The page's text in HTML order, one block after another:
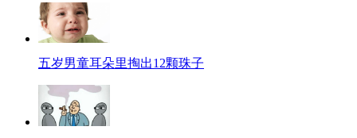
五岁男童耳朵里掏出12颗珠子